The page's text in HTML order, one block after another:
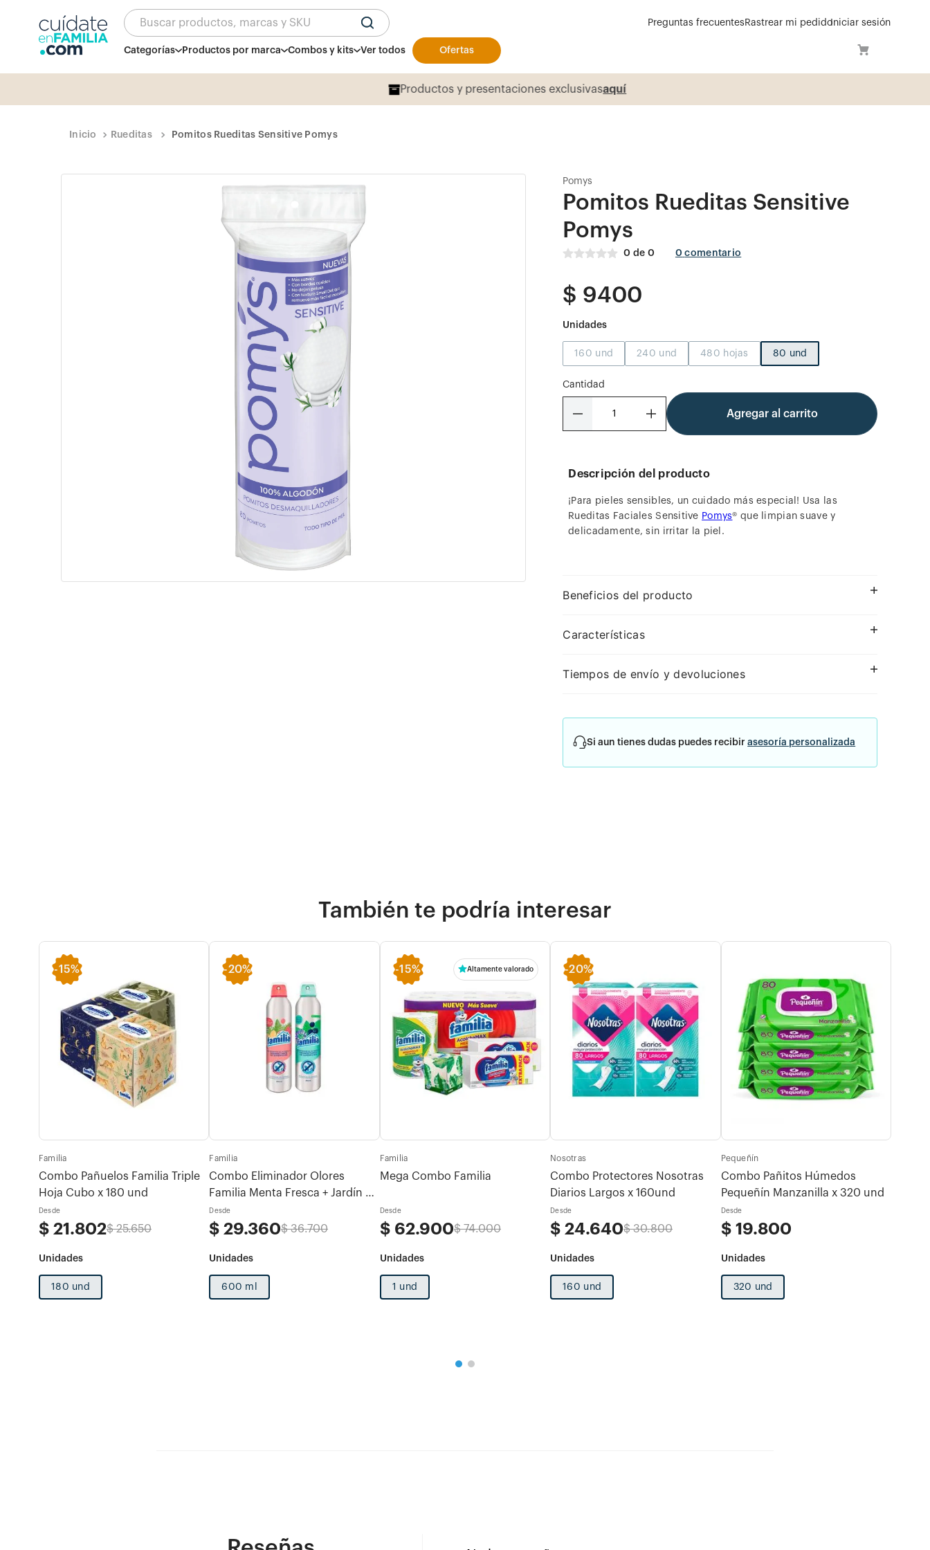
Buscar productos, marcas y SKU Preguntas frecuentes Rastrear mi pedidoIniciar sesión
Categorías Productos por marca Combos y kits Ver todos Ofertas
Productos y presentaciones exclusivasaquí
Rueditas Pomitos Rueditas Sensitive Pomys
Pomys
Pomitos Rueditas Sensitive
Pomys
0 de 0 0 comentario
$ 9400
160 und 240 und 480 hojas 80 und
Cantidad
＋
－ Agregar al carrito
Descripción del producto
¡Para pieles sensibles, un cuidado más especial! Usa las
Rueditas Faciales Sensitive Pomys® que limpian suave y
delicadamente, sin irritar la piel.
Beneficios del producto
Características
Tiempos de envío y devoluciones
Si aun tienes dudas puedes recibirasesoría personalizada
También te podría interesar
-15%
Familia
Combo Pañuelos Familia Triple
Hoja Cubo x 180 und
Desde
$ 21 .802$ 25.650
180 und
-20%
Familia
Combo Eliminador Olores
Familia Menta Fresca + Jardín de
Verano
Desde
$ 29.360$ 36.700
600 ml
-15% Altamente valorado
Familia
Mega Combo Familia
Desde
$ 62.900$ 74.000
1 und
-20%
Nosotras
Combo Protectores Nosotras
Diarios Largos x 160und
Desde
$ 24.640$ 30.800
160 und
Pequeñín
Combo Pañitos Húmedos
Pequeñín Manzanilla x 320 und
Desde
$ 19.800
320 und